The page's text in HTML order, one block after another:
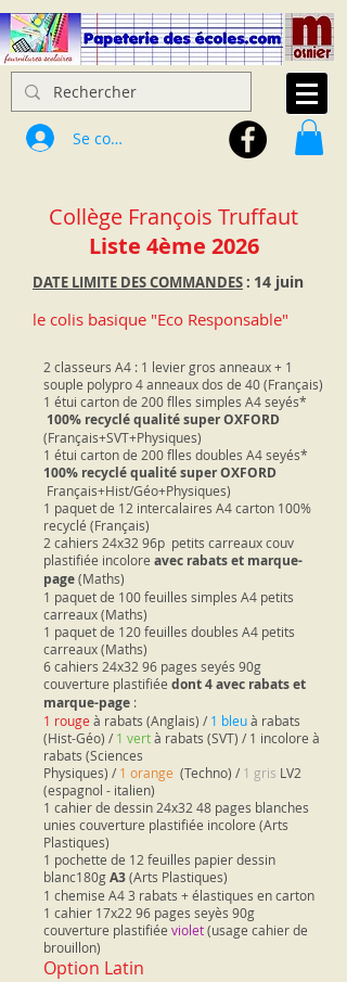
Se connecter
Collège François Truffaut
Liste 4ème 2026
DATE LIMITE DES COMMANDES: 14 juin
le colis basique "Eco Responsable"
2 classeurs A4 : 1 levier gros anneaux + 1
souple polypro 4 anneaux dos de 40 (Français)
1 étui carton de 200 flles simples A4 seyés*
100% recyclé qualité super OXFORD
(Français+SVT+Physiques)
1 étui carton de 200 flles doubles A4 seyés*
100% recyclé qualité super OXFORD
Français+Hist/Géo+Physiques)
1 paquet de 12 intercalaires A4 carton 100%
recyclé (Français)
2 cahiers 24x32 96p petits carreaux couv
plastifiée incolore avec rabats et marque-
page(Maths)
1 paquet de 100 feuilles simples A4 petits
carreaux (Maths)
1 paquet de 120 feuilles doubles A4 petits
carreaux (Maths)
6 cahiers 24x32 96 pages seyés 90g
couverture plastifiée dont 4 avec rabats et
marque-page :
1 rouge à rabats (Anglais) / 1 bleuà rabats
(Hist-Géo) / 1 vertà rabats (SVT) / 1 incolore à
rabats (Sciences
Physiques) / 1 orange (Techno) / 1 gris LV2
(espagnol - italien)
1 cahier de dessin 24x32 48 pages blanches
unies couverture plastifiée incolore (Arts
Plastiques)
1 pochette de 12 feuilles papier dessin
blanc180gA3(Arts Plastiques)
1 chemise A4 3 rabats + élastiques en carton
1 cahier 17x22 96 pages seyès 90g
couverture plastifiée violet(usage cahier de
brouillon)
Option Latin